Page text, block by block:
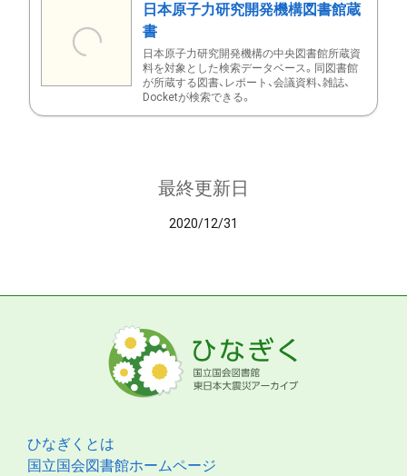
日本原子力研究開発機構図書館蔵
書
日本原子力研究開発機構の中央図書館所蔵資
料を対象とした検索データベース。同図書館
が所蔵する図書、レポート、会議資料、雑誌、
Docketが検索できる。
最終更新日
2020/12/31
ひなぎくとは
国立国会図書館ホームページ